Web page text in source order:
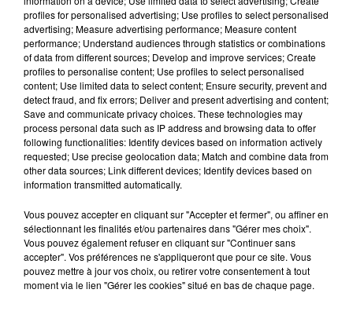
23 juillet 2026
INCENDIE MORTEL À LENS : UNE FEMME ET
SON BÉBÉ ENTRE LA VIE ET LA...
Un homme s'est immolé par le feu après avoir
aspergé sa compagne et leur bébé de trois mois
d'un liquide inflammable.
20 juillet 2026
UNE ADOLESCENTE DEVANT SE FAIRE
OPÉRER DE LA CHEVILLE RESSORT DE LA...
La famille a porté plainte contre la clinique qui a
profiles for personalised advertising; Use profiles to select personalised
advertising; Measure advertising performance; Measure content
performance; Understand audiences through statistics or combinations
of data from different sources; Develop and improve services; Create
profiles to personalise content; Use profiles to select personalised
content; Use limited data to select content; Ensure security, prevent and
detect fraud, and fix errors; Deliver and present advertising and content;
Save and communicate privacy choices. These technologies may
process personal data such as IP address and browsing data to offer
following functionalities: Identify devices based on information actively
requested; Use precise geolocation data; Match and combine data from
other data sources; Link different devices; Identify devices based on
information transmitted automatically.
Vous pouvez accepter en cliquant sur "Accepter et fermer", ou affiner en
sélectionnant les finalités et/ou partenaires dans "Gérer mes choix".
Vous pouvez également refuser en cliquant sur "Continuer sans
accepter". Vos préférences ne s'appliqueront que pour ce site. Vous
pouvez mettre à jour vos choix, ou retirer votre consentement à tout
moment via le lien "Gérer les cookies" situé en bas de chaque page.